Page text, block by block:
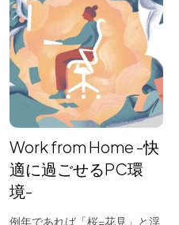
Work from Home -快
適に過ごせるPC環
境-
例年であれば「桜=花見」と浮